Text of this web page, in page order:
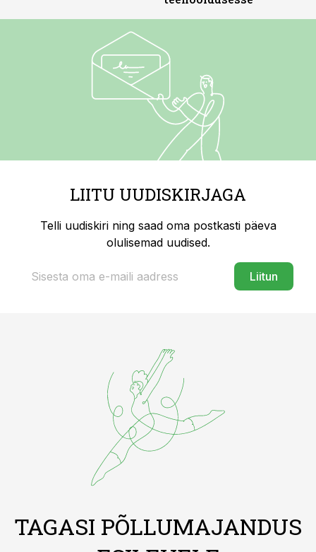
LIITU UUDISKIRJAGA
Telli uudiskiri ning saad oma postkasti päeva
olulisemad uudised.
Liitun
TAGASI PÕLLUMAJANDUS